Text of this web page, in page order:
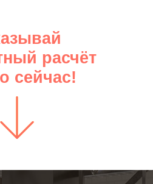
расчёт
сейчас!